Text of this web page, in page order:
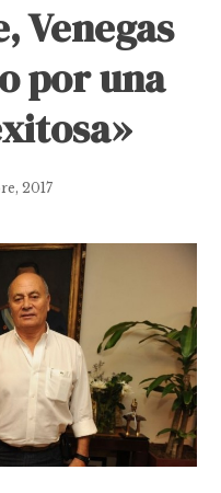
Venegas
por una
2017